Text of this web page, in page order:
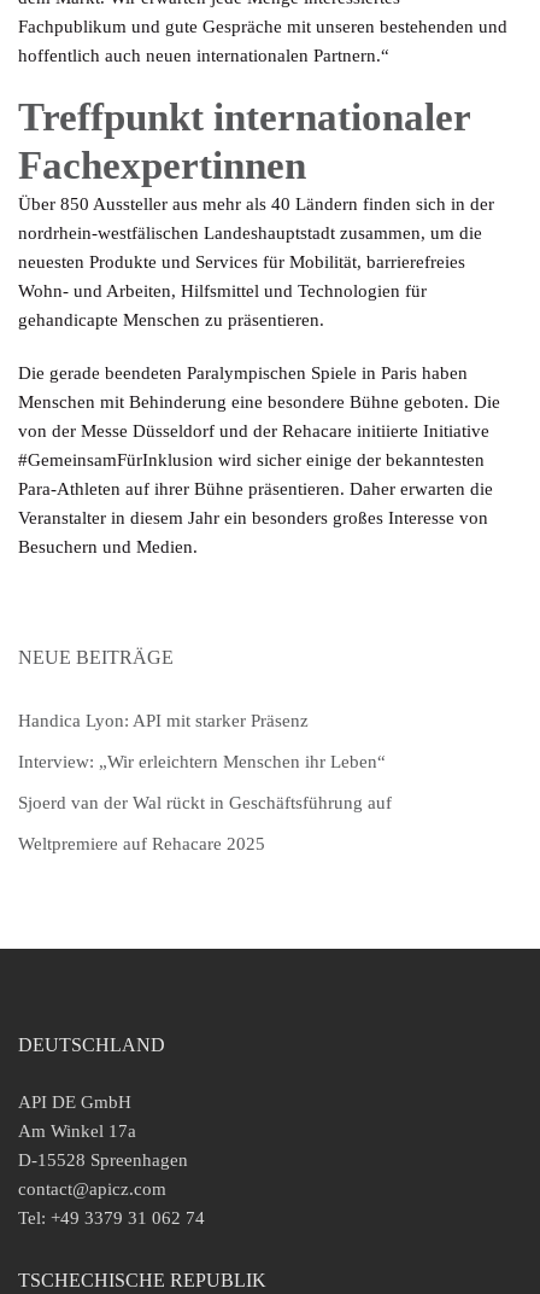
Fachpublikum und gute Gespräche mit unseren bestehenden und
hoffentlich auch neuen internationalen Partnern.“
Treffpunkt internationaler
Fachexpertinnen
Über 850 Aussteller aus mehr als 40 Ländern finden sich in der
nordrhein-westfälischen Landeshauptstadt zusammen, um die
neuesten Produkte und Services für Mobilität, barrierefreies
Wohn- und Arbeiten, Hilfsmittel und Technologien für
gehandicapte Menschen zu präsentieren.
Die gerade beendeten Paralympischen Spiele in Paris haben
Menschen mit Behinderung eine besondere Bühne geboten. Die
von der Messe Düsseldorf und der Rehacare initiierte Initiative
#GemeinsamFürInklusion wird sicher einige der bekanntesten
Para-Athleten auf ihrer Bühne präsentieren. Daher erwarten die
Veranstalter in diesem Jahr ein besonders großes Interesse von
Besuchern und Medien.
NEUE BEITRÄGE
Handica Lyon: API mit starker Präsenz
Interview: „Wir erleichtern Menschen ihr Leben“
Sjoerd van der Wal rückt in Geschäftsführung auf
Weltpremiere auf Rehacare 2025
DEUTSCHLAND
API DE GmbH
Am Winkel 17a
D-15528 Spreenhagen
contact@apicz.com
Tel: +49 3379 31 062 74
TSCHECHISCHE REPUBLIK